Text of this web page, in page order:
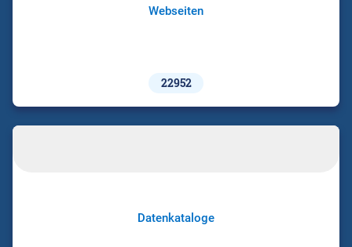
Webseiten
22952
Datenkataloge